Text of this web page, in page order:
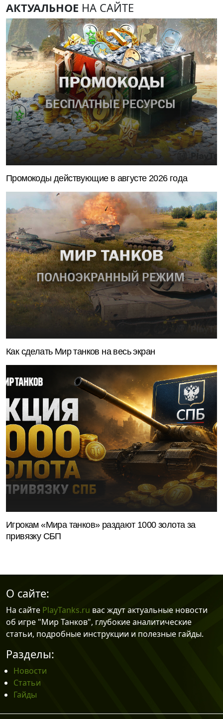
АКТУАЛЬНОЕ НА САЙТЕ
Промокоды действующие в августе 2026 года
Как сделать Мир танков на весь экран
Игрокам «Мира танков» раздают 1000 золота за
привязку СБП
О сайте:
На сайте PlayTanks.ru вас ждут актуальные новости
об игре "Мир Танков", глубокие аналитические
статьи, подробные инструкции и полезные гайды.
Разделы:
Новости
Статьи
Гайды